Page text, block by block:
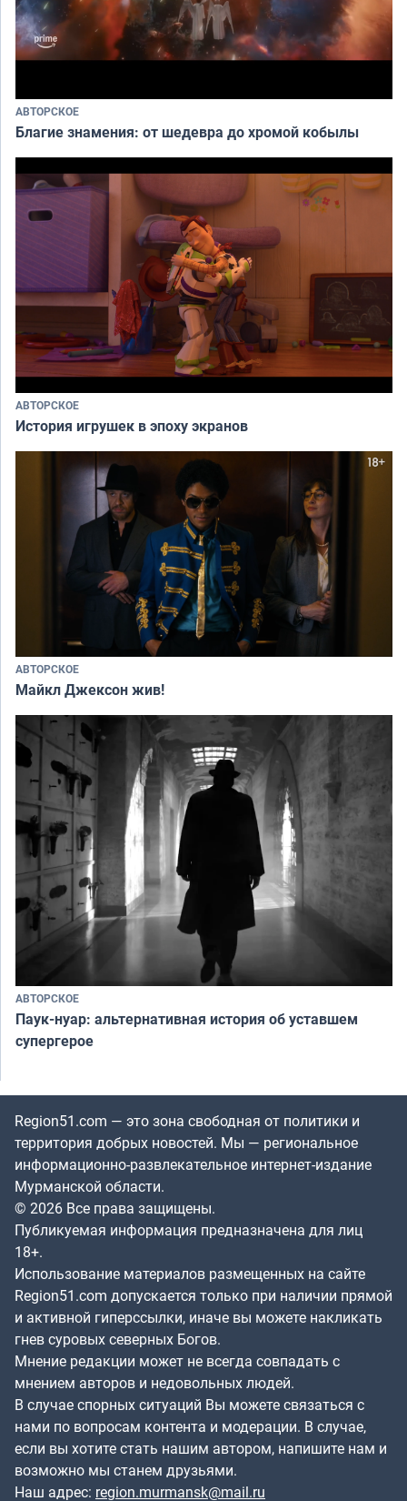
АВТОРСКОЕ
Благие знамения: от шедевра до хромой кобылы
АВТОРСКОЕ
История игрушек в эпоху экранов
АВТОРСКОЕ
Майкл Джексон жив!
АВТОРСКОЕ
Паук-нуар: альтернативная история об уставшем
супергерое
Region51.com — это зона свободная от политики и
территория добрых новостей. Мы — региональное
информационно-развлекательное интернет-издание
Мурманской области.
© 2026 Все права защищены.
Публикуемая информация предназначена для лиц
18+.
Использование материалов размещенных на сайте
Region51.com допускается только при наличии прямой
и активной гиперссылки, иначе вы можете накликать
гнев суровых северных Богов.
Мнение редакции может не всегда совпадать с
мнением авторов и недовольных людей.
В случае спорных ситуаций Вы можете связаться с
нами по вопросам контента и модерации. В случае,
если вы хотите стать нашим автором, напишите нам и
возможно мы станем друзьями.
Наш адрес: region.murmansk@mail.ru